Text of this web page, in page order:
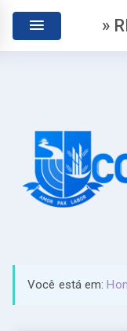
»
Você está em: